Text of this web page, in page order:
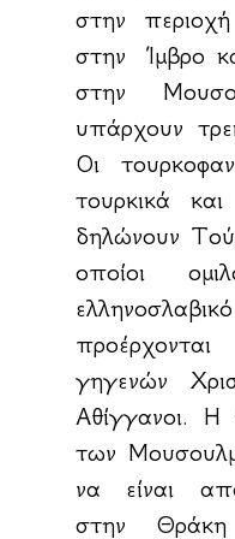
στην
στην Ίμβρο
στην
υπάρχουν
Οι
τουρκικά
δηλώνουν
οποίοι
γηγενών
Αθίγγανοι. Η
των
να είναι
στην Θράκη